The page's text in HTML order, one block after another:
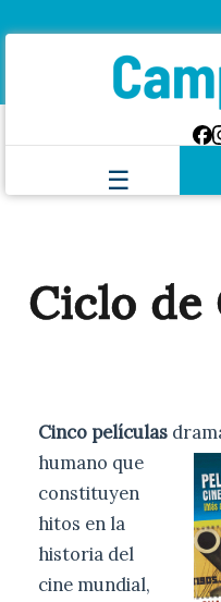
Ciclo de
Cinco películas
humano que
constituyen
hitos en la
historia del
cine mundial,